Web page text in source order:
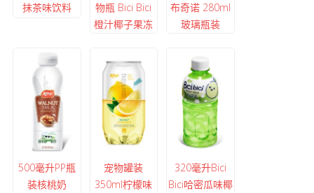
抹茶味饮料
物瓶 Bici Bici
橙汁椰子果冻
布奇诺 280ml
玻璃瓶装
500毫升PP瓶
装核桃奶
宠物罐装
350ml柠檬味
320毫升Bici
Bici哈密瓜味椰